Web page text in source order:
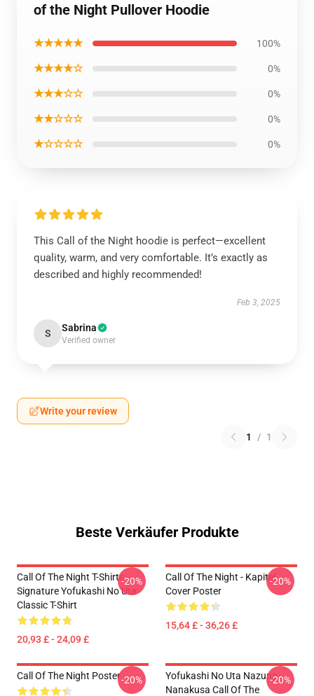
of the Night Pullover Hoodie
★★★★★ 100%
★★★★☆ 0%
★★★☆☆ 0%
★★☆☆☆ 0%
★☆☆☆☆ 0%
This Call of the Night hoodie is perfect—excellent
quality, warm, and very comfortable. It’s exactly as
described and highly recommended!
Feb 3, 2025
S Sabrina
Verified owner
Write your review
1 / 1
Beste Verkäufer Produkte
Call Of The Night T-Shirts -
Signature Yofukashi No Uta
Classic T-Shirt
20,93 £ - 24,09 £
-20%
Call Of The Night - Kapitel
Cover Poster
15,64 £ - 36,26 £
-20%
Call Of The Night Poster-20%
Yofukashi No Uta Nazuna
Nanakusa Call Of The
-20%